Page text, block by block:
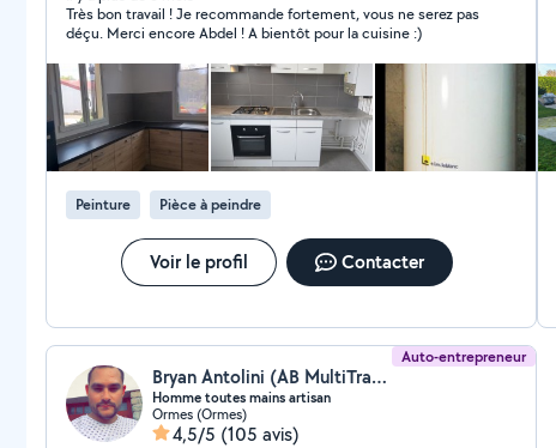
Très bon travail ! Je recommande fortement, vous ne serez pas
déçu. Merci encore Abdel ! A bientôt pour la cuisine :)
Peinture Pièce à peindre
Voir le profil Contacter
Auto-entrepreneur
Bryan Antolini (AB MultiTravaux)
Homme toutes mains artisan
Ormes (Ormes)
4,5/5 (105 avis)